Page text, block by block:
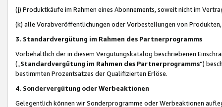
(j) Produktkäufe im Rahmen eines Abonnements, soweit nicht im
(k) alle Vorabveröffentlichungen oder Vorbestellungen von
3. Standardvergütung im Rahmen des Partnerprogramms
Vorbehaltlich der in diesem Vergütungskatalog beschriebenen
(„ Standardvergütung im Rahmen des Partnerprogramms“)
bestimmten Prozentsatzes der Qualifizierten Erlöse.
4. Sondervergütung oder Werbeaktionen
Gelegentlich können wir Sonderprogramme oder Werbeaktionen